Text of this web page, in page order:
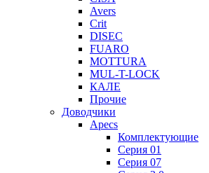
Avers
Crit
DISEC
FUARO
MOTTURA
MUL-T-LOCK
КАЛЕ
Прочие
Доводчики
Apecs
Комплектующие
Серия 01
Серия 07